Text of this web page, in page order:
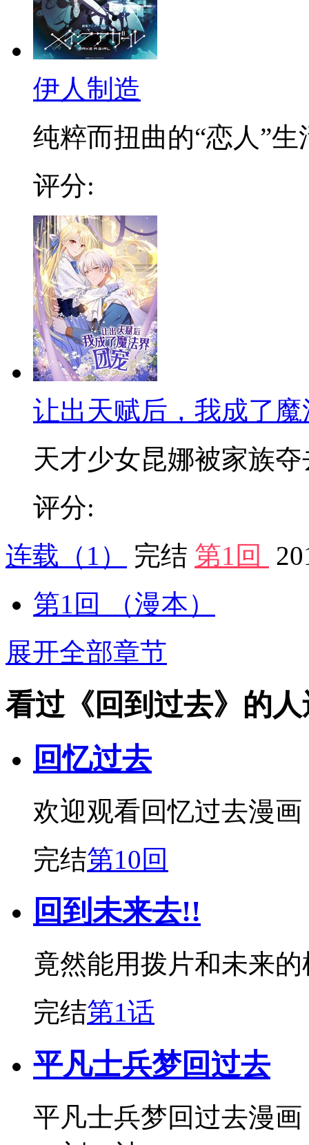
伊人制造
纯粹而扭曲的“恋人”生
评分:
让出天赋后，我成了
天才少女昆娜被家族夺
评分:
连载 （1） 完结 第1回
第1回
（漫本）
展开全部章节
看过《回到过去》的
回忆过去
欢迎观看回忆过去漫画
完结第10回
回到未来去!!
竟然能用拨片和未来
完结第1话
平凡士兵梦回过去
平凡士兵梦回过去漫